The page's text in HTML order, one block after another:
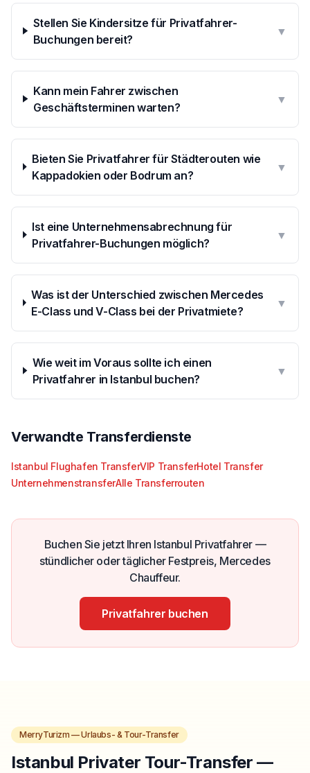
Stellen Sie Kindersitze für Privatfahrer-
Buchungen bereit?
▼
Kann mein Fahrer zwischen
Geschäftsterminen warten?
▼
Bieten Sie Privatfahrer für Städterouten wie
Kappadokien oder Bodrum an?
▼
Ist eine Unternehmensabrechnung für
Privatfahrer-Buchungen möglich?
▼
Was ist der Unterschied zwischen Mercedes
E-Class und V-Class bei der Privatmiete?
▼
Wie weit im Voraus sollte ich einen
Privatfahrer in Istanbul buchen?
▼
Verwandte Transferdienste
Istanbul Flughafen TransferVIP TransferHotel Transfer
UnternehmenstransferAlle Transferrouten
Buchen Sie jetzt Ihren Istanbul Privatfahrer —
stündlicher oder täglicher Festpreis, Mercedes
Chauffeur.
Privatfahrer buchen
MerryTurizm — Urlaubs- & Tour-Transfer
Istanbul Privater Tour-Transfer —